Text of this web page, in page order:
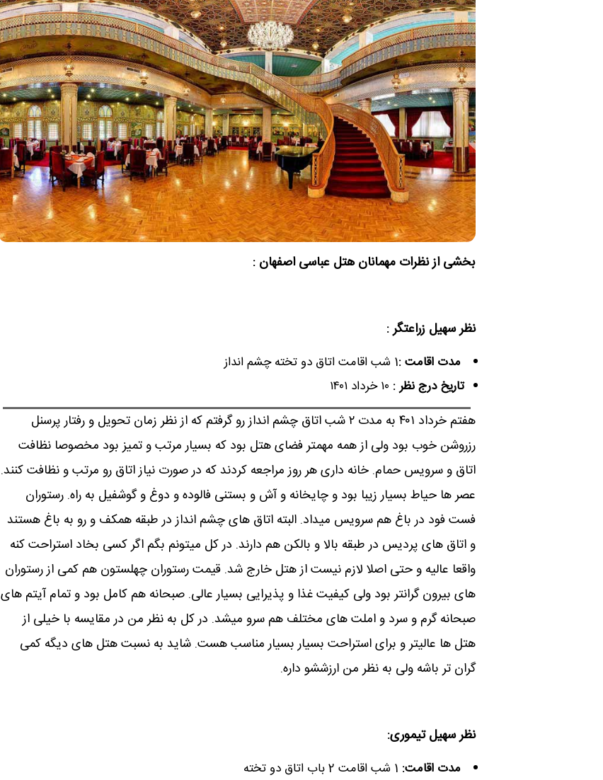
بخشی از نظرات مهمانان هتل عباسی اصفهان :
نظر سهیل زراعتگر :
مدت اقامت :1 شب اقامت اتاق دو تخته چشم انداز
تاریخ درج نظر : ۱۰ خرداد ۱۴۰۱
هفتم خرداد ۴۰۱ به مدت ۲ شب اتاق چشم انداز رو گرفتم که از نظر زمان تحویل و رفتار پرسنل
رزروشن خوب بود ولی از همه مهمتر فضای هتل بود که بسیار مرتب و تمیز بود مخصوصا نظافت
اتاق و سرویس حمام. خانه داری هر روز مراجعه کردند که در صورت نیاز اتاق رو مرتب و نظافت کنند.
عصر ها حیاط بسیار زیبا بود و چایخانه و آش و بستنی فالوده و دوغ و گوشفیل به راه. رستوران
فست فود در باغ هم سرویس میداد. البته اتاق های چشم انداز در طبقه همکف و رو به باغ هستند
و اتاق های پردیس در طبقه بالا و بالکن هم دارند. در کل میتونم بگم اگر کسی بخاد استراحت کنه
واقعا عالیه و حتی اصلا لازم نیست از هتل خارج شد. قیمت رستوران چهلستون هم کمی از رستوران
های بیرون گرانتر بود ولی کیفیت غذا و پذیرایی بسیار عالی. صبحانه هم کامل بود و تمام آیتم های
صبحانه گرم و سرد و املت های مختلف هم سرو میشد. در کل به نظر من در مقایسه با خیلی از
هتل ها عالیتر و برای استراحت بسیار بسیار مناسب هست. شاید به نسبت هتل های دیگه کمی
گران تر باشه ولی به نظر من ارزششو داره.
نظر سهیل تیموری:
مدت اقامت: 1 شب اقامت 2 باب اتاق دو تخته